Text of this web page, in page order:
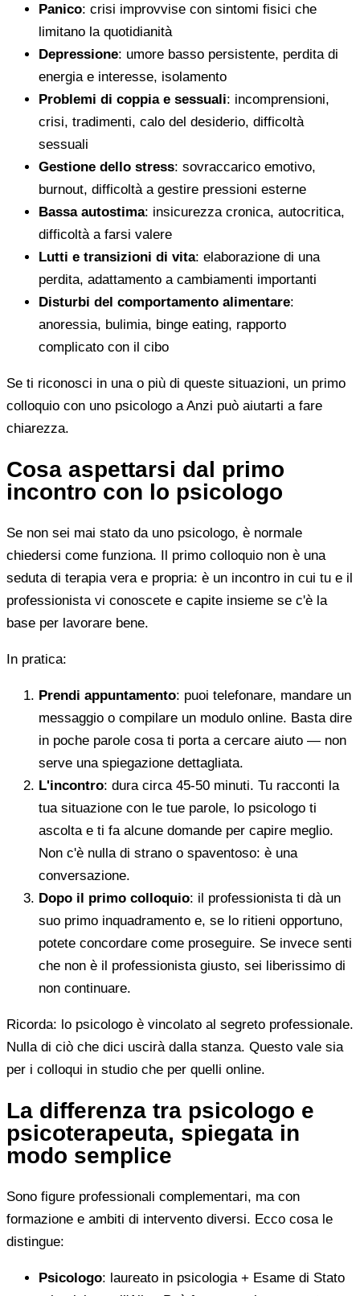
Panico: crisi improvvise con sintomi fisici che
limitano la quotidianità
Depressione: umore basso persistente, perdita di
energia e interesse, isolamento
Problemi di coppia e sessuali: incomprensioni,
crisi, tradimenti, calo del desiderio, difficoltà
sessuali
Gestione dello stress: sovraccarico emotivo,
burnout, difficoltà a gestire pressioni esterne
Bassa autostima: insicurezza cronica, autocritica,
difficoltà a farsi valere
Lutti e transizioni di vita: elaborazione di una
perdita, adattamento a cambiamenti importanti
Disturbi del comportamento alimentare:
anoressia, bulimia, binge eating, rapporto
complicato con il cibo
Se ti riconosci in una o più di queste situazioni, un primo
colloquio con uno psicologo a Anzi può aiutarti a fare
chiarezza.
Cosa aspettarsi dal primo
incontro con lo psicologo
Se non sei mai stato da uno psicologo, è normale
chiedersi come funziona. Il primo colloquio non è una
seduta di terapia vera e propria: è un incontro in cui tu e il
professionista vi conoscete e capite insieme se c'è la
base per lavorare bene.
In pratica:
Prendi appuntamento: puoi telefonare, mandare un
messaggio o compilare un modulo online. Basta dire
in poche parole cosa ti porta a cercare aiuto — non
serve una spiegazione dettagliata.
L'incontro: dura circa 45-50 minuti. Tu racconti la
tua situazione con le tue parole, lo psicologo ti
ascolta e ti fa alcune domande per capire meglio.
Non c'è nulla di strano o spaventoso: è una
conversazione.
Dopo il primo colloquio: il professionista ti dà un
suo primo inquadramento e, se lo ritieni opportuno,
potete concordare come proseguire. Se invece senti
che non è il professionista giusto, sei liberissimo di
non continuare.
Ricorda: lo psicologo è vincolato al segreto professionale.
Nulla di ciò che dici uscirà dalla stanza. Questo vale sia
per i colloqui in studio che per quelli online.
La differenza tra psicologo e
psicoterapeuta, spiegata in
modo semplice
Sono figure professionali complementari, ma con
formazione e ambiti di intervento diversi. Ecco cosa le
distingue:
Psicologo: laureato in psicologia + Esame di Stato